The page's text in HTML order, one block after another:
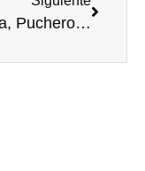
Cuchara, Puchero y Titos